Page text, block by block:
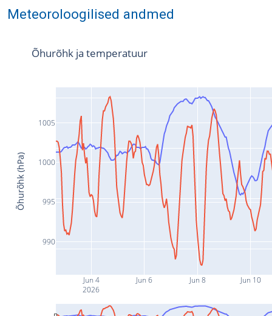
Meteoroloogilised andmed
Jun 4
2026
Jun 6 Jun 8 Jun 10
990
995
1000
1005
Õhurõhk ja temperatuur
Õhurõhk (hPa)